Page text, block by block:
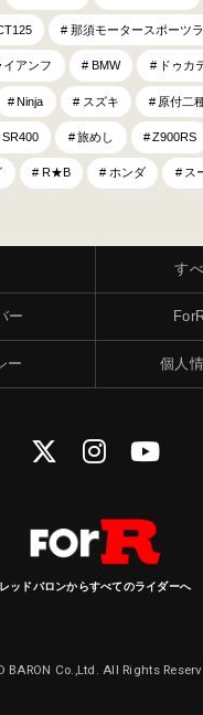
那須モータースポーツ
イアンフ BMW ドゥカ
Ninja スズキ 原付二
SR400 旅めし Z900RS
R★B ホンダ ス
す
ー
ー 個人
レッドバロンからすべてのライダーへ
BARON Co.,Ltd. All Rights